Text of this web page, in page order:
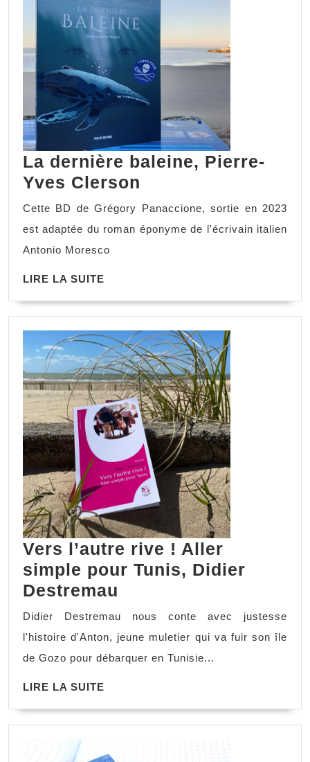
La dernière baleine, Pierre-
Yves Clerson
Cette BD de Grégory Panaccione, sortie en 2023
est adaptée du roman éponyme de l'écrivain italien
Antonio Moresco
LIRE LA SUITE
Vers l’autre rive ! Aller
simple pour Tunis, Didier
Destremau
Didier Destremau nous conte avec justesse
l'histoire d'Anton, jeune muletier qui va fuir son île
de Gozo pour débarquer en Tunisie...
LIRE LA SUITE